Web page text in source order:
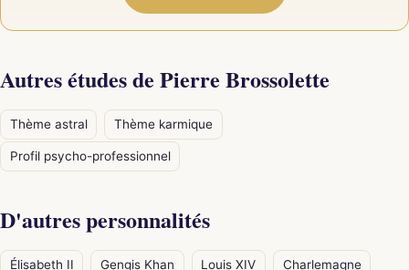
Autres études de Pierre Brossolette
Thème astral Thème karmique
Profil psycho-professionnel
D'autres personnalités
Élisabeth II Gengis Khan Louis XIV Charlemagne